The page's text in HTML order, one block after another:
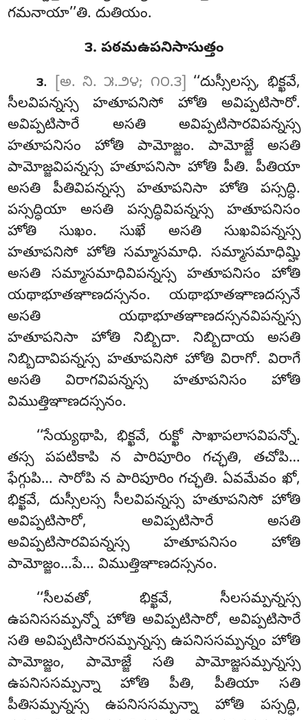
గమనాయా’’తి. దుతియం.
౩. పఠమఉపనిసాసుత్తం
౩. [అ. ని. ౫.౨౪; ౧౦.౩]
‘‘దుస్సీలస్స, భిక్ఖవే,
సీలవిపన్నస్స హతూపనిసో హోతి అవిప్పటిసారో.
అవిప్పటిసారే అసతి అవిప్పటిసారవిపన్నస్స
హతూపనిసం హోతి పామోజ్జం. పామోజ్జే అసతి
పామోజ్జవిపన్నస్స హతూపనిసా హోతి పీతి. పీతియా
అసతి పీతివిపన్నస్స హతూపనిసా హోతి పస్సద్ధి.
పస్సద్ధియా అసతి పస్సద్ధివిపన్నస్స హతూపనిసం
హోతి సుఖం. సుఖే అసతి సుఖవిపన్నస్స
హతూపనిసో హోతి సమ్మాసమాధి. సమ్మాసమాధిమ్హి
అసతి సమ్మాసమాధివిపన్నస్స హతూపనిసం హోతి
యథాభూతఞాణదస్సనం. యథాభూతఞాణదస్సనే
అసతి యథాభూతఞాణదస్సనవిపన్నస్స
హతూపనిసాహోతి నిబ్బిదా. నిబ్బిదాయ అసతి
నిబ్బిదావిపన్నస్స హతూపనిసో హోతి విరాగో. విరాగే
అసతి విరాగవిపన్నస్స హతూపనిసం హోతి
విముత్తిఞాణదస్సనం.
‘‘సేయ్యథాపి, భిక్ఖవే, రుక్ఖో సాఖాపలాసవిపన్నో.
తస్స పపటికాపి న పారిపూరిం గచ్ఛతి, తచోపి…
ఫేగ్గుపి… సారోపి న పారిపూరిం గచ్ఛతి. ఏవమేవం ఖో,
భిక్ఖవే, దుస్సీలస్స సీలవిపన్నస్స హతూపనిసో హోతి
అవిప్పటిసారో, అవిప్పటిసారే అసతి
అవిప్పటిసారవిపన్నస్స హతూపనిసం హోతి
పామోజ్జం…పే… విముత్తిఞాణదస్సనం.
‘‘సీలవతో, భిక్ఖవే, సీలసమ్పన్నస్స
ఉపనిససమ్పన్నో హోతి అవిప్పటిసారో, అవిప్పటిసారే
సతి అవిప్పటిసారసమ్పన్నస్స ఉపనిససమ్పన్నం హోతి
పామోజ్జం, పామోజ్జే సతి పామోజ్జసమ్పన్నస్స
ఉపనిససమ్పన్నా హోతి పీతి, పీతియా సతి
పీతిసమ్పన్నస్స ఉపనిససమ్పన్నా హోతి పస్సద్ధి,